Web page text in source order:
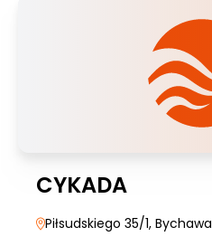
CYKADA
Piłsudskiego 35/1, Bychawa